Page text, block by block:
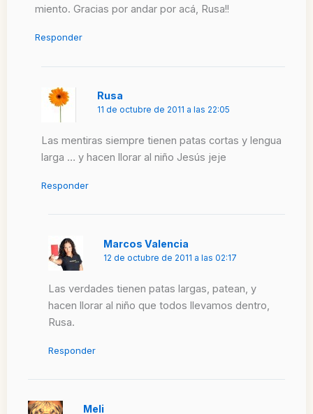
miento. Gracias por andar por acá, Rusa!!
Responder
Rusa
11 de octubre de 2011 a las 22:05
Las mentiras siempre tienen patas cortas y lengua
larga … y hacen llorar al niño Jesús jeje
Responder
Marcos Valencia
12 de octubre de 2011 a las 02:17
Las verdades tienen patas largas, patean, y
hacen llorar al niño que todos llevamos dentro,
Rusa.
Responder
Meli